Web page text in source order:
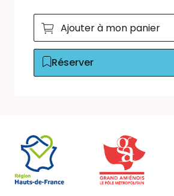
Ajouter à mon panier
Réserver